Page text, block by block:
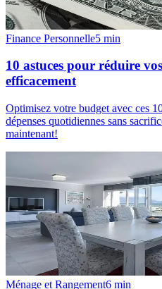
Finance Personnelle5 min
10 astuces pour réduire
efficacement
Optimisez votre budget avec ces
dépenses quotidiennes sans
maintenant!
Ménage et Rangement6 min